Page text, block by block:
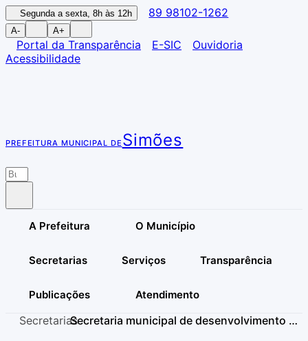
Segunda a sexta, 8h às 12h 89 98102-1262
A- A+
Portal da Transparência E-SIC
Ouvidoria
Acessibilidade
PREFEITURA MUNICIPAL DE Simões
A Prefeitura O Município
Secretarias Serviços Transparência
Publicações Atendimento
Secretarias Secretaria municipal de desenvolvimento economico e inovacao